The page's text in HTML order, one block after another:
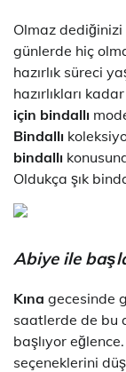
Olmaz
günlerde hiç
hazırlık süreci
hazırlıkları
için bindallı
Bindallı
bindallı
Oldukça şık
Abiye ile
Kına gecesinde
saatlerde de bu
başlıyor
seçeneklerini